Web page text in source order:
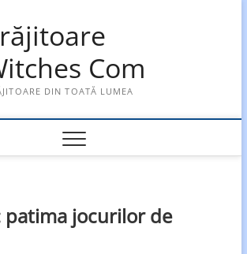
Com
DIN TOATĂ LUMEA
patima jocurilor de